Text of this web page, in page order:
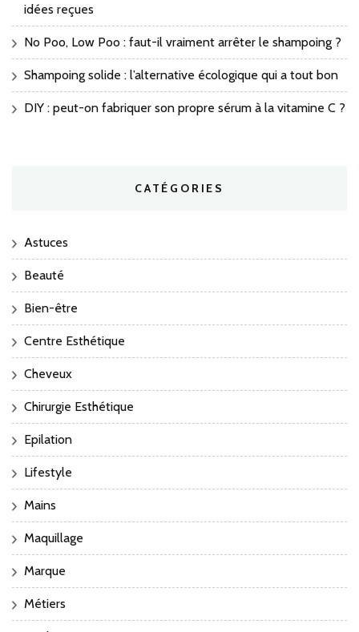
idées reçues
No Poo, Low Poo : faut-il vraiment arrêter le shampoing ?
Shampoing solide : l’alternative écologique qui a tout bon
DIY : peut-on fabriquer son propre sérum à la vitamine C ?
CATÉGORIES
Astuces
Beauté
Bien-être
Centre Esthétique
Cheveux
Chirurgie Esthétique
Epilation
Lifestyle
Mains
Maquillage
Marque
Métiers